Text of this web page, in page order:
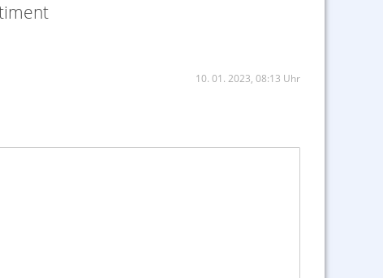
10. 01. 2023, 08:13 Uhr